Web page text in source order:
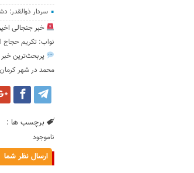
سردار ذوالقدر: دشمن در 5 هدف راهبردی
خبر جنجالی
نواب: تکریم حجاج
پربحث‌ترین خبر
محمد درشهر
برچسب ها :
ناموجود
ارسال نظر شما